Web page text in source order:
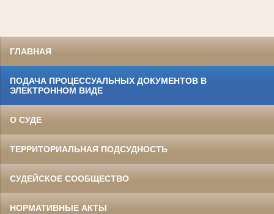
ГЛАВНАЯ
ПОДАЧА ПРОЦЕССУАЛЬНЫХ ДОКУМЕНТОВ В
ЭЛЕКТРОННОМ ВИДЕ
О СУДЕ
ТЕРРИТОРИАЛЬНАЯ ПОДСУДНОСТЬ
СУДЕЙСКОЕ СООБЩЕСТВО
НОРМАТИВНЫЕ АКТЫ